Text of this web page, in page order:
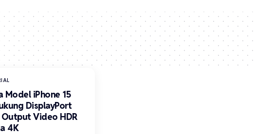
Model iPhone 15
DisplayPort
Video HDR
4K